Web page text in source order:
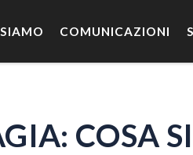
COMUNICAZIONI
COSA